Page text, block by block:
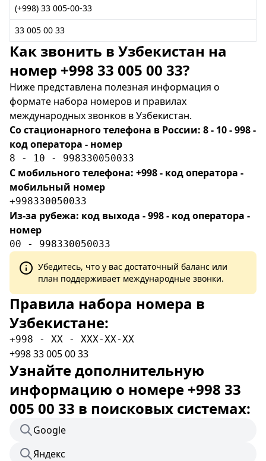
(+998) 33 005-00-33
33 005 00 33
Как звонить в Узбекистан на
номер +998 33 005 00 33?
Ниже представлена полезная информация о
формате набора номеров и правилах
международных звонков в Узбекистан.
Со стационарного телефона в России: 8 - 10 - 998 -
код оператора - номер
8 - 10 - 998330050033
С мобильного телефона: +998 - код оператора -
мобильный номер
+998330050033
Из-за рубежа: код выхода - 998 - код оператора -
номер
00 - 998330050033
Убедитесь, что у вас достаточный баланс или
план поддерживает международные звонки.
Правила набора номера в
Узбекистане:
+998 - XX - XXX-XX-XX
+998 33 005 00 33
Узнайте дополнительную
информацию о номере +998 33
005 00 33 в поисковых системах:
Google
Яндекс